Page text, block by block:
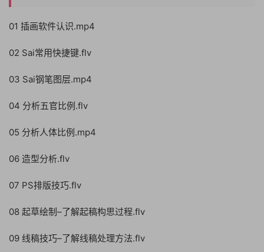
01 插画软件认识.mp4
02 Sai常用快捷键.flv
03 Sai钢笔图层.mp4
04 分析五官比例.flv
05 分析人体比例.mp4
06 造型分析.flv
07 PS排版技巧.flv
08 起草绘制–了解起稿构思过程.flv
09 线稿技巧–了解线稿处理方法.flv